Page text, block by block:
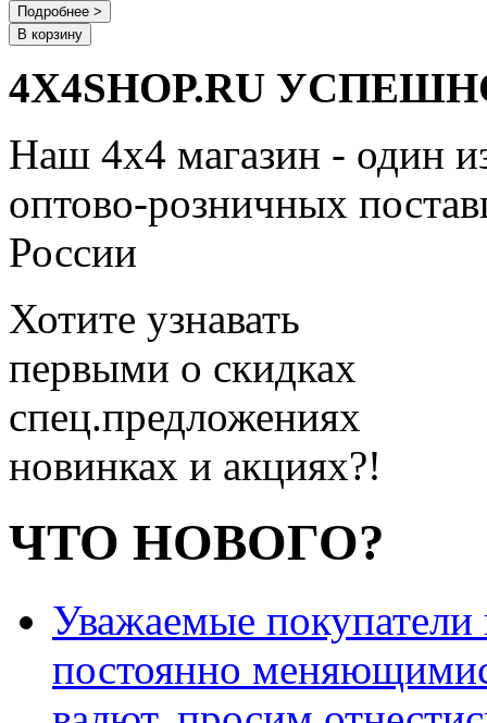
Подробнее >
В корзину
4X4SHOP.RU
Наш 4x4 магазин - один
оптово-розничных
России
Хотите узнавать
первыми о скидках
спец.предложениях
новинках и акциях?!
ЧТО НОВОГО?
Уважаемые
постоянно